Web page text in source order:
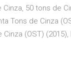
50 tons de
Tons de Cinza
Cinza (OST)